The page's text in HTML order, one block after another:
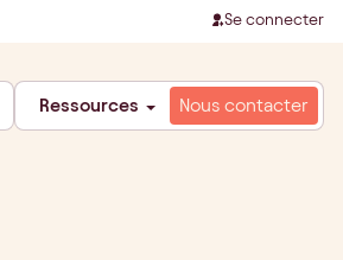
Se connecter
Ressources Nous contacter